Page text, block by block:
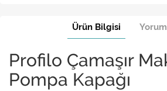
Ürün Bilgisi
Profilo Çamaşır
Pompa Kapağı